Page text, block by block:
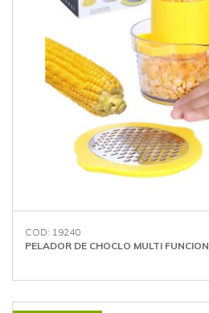
COD: 19240
PELADOR DE CHOCLO MULTI FUNCION